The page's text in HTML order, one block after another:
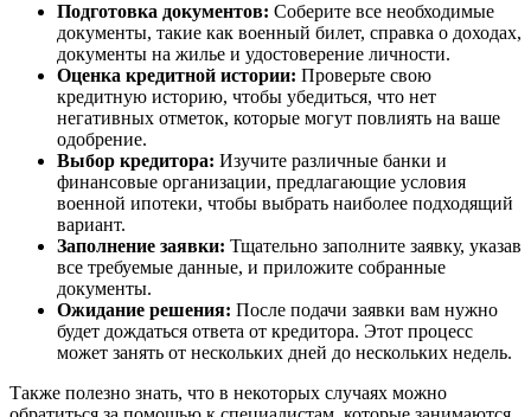
Подготовка документов: Соберите все необходимые
документы, такие как военный билет, справка о доходах,
документы на жилье и удостоверение личности.
Оценка кредитной истории: Проверьте свою
кредитную историю, чтобы убедиться, что нет
негативных отметок, которые могут повлиять на ваше
одобрение.
Выбор кредитора: Изучите различные банки и
финансовые организации, предлагающие условия
военной ипотеки, чтобы выбрать наиболее подходящий
вариант.
Заполнение заявки: Тщательно заполните заявку, указав
все требуемые данные, и приложите собранные
документы.
Ожидание решения: После подачи заявки вам нужно
будет дождаться ответа от кредитора. Этот процесс
может занять от нескольких дней до нескольких недель.
Также полезно знать, что в некоторых случаях можно